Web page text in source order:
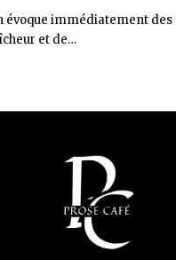
évoque immédiatement des
et de…